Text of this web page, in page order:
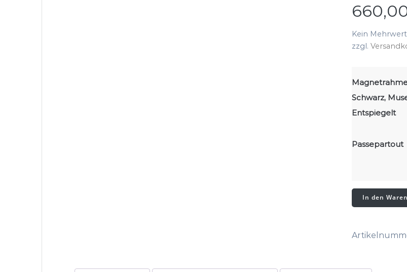
Kein
zzgl.
Schwarz,
Entspiegelt
Passepartout
give
me
hand,
you
In den